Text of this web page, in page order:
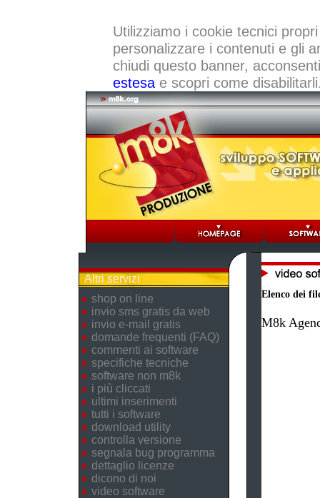
Utilizziamo i cookie tecnici
personalizzare i contenuti e gli
chiudi questo banner,
estesae scopri come
Altri servizi
shop on line
invio sms gratis da web
invio e-mail gratis
domande frequenti (FAQ)
commenti ai software
specifiche tecniche
software non m8k
i più cliccati
ultimi inserimenti
tutti i software
download utility
controlla versione
segnala bug programma
dettaglio licenze
dicono di noi
video software
Elenco dei
M8k